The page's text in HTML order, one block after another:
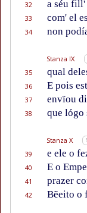
32
a séu fill'
33
com' el
34
non
Stanza IX
35 qual
36
E pois
37
envïou
38
que lógo
Stanza X
39 e ele o
40
E o
41
prazer
42
Bẽeito o